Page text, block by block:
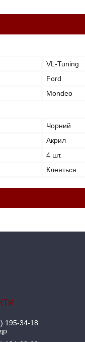
VL-Tuning
Ford
Mondeo
Чорний
Акрил
4 шт.
Клеяться
195-34-18